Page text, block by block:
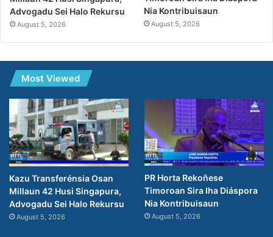
Advogadu Sei Halo Rekursu
August 5, 2026
Nia Kontribuisaun
August 5, 2026
Most Viewed
Kazu Transferénsia Osan
Millaun 42 Husi Singapura,
Advogadu Sei Halo Rekursu
August 5, 2026
PR Horta Rekoñese
Timoroan Sira Iha Diáspora
Nia Kontribuisaun
August 5, 2026